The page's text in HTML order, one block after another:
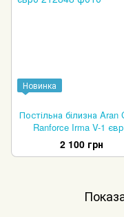
Новинка
Постільна білизна Aran
Ranforce Irma V-1
2 100 грн